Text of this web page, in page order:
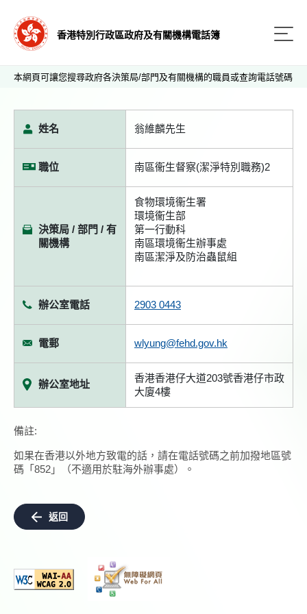
香港特別行政區政府及有關機構電話簿
本網頁可讓您搜尋政府各決策局/部門及有關機構的職員或查詢電話號碼
姓名 翁維麟先生
職位 南區衞生督察(潔淨特別職務)2
決策局 / 部門 / 有
關機構
食物環境衞生署
環境衞生部
第一行動科
南區環境衞生辦事處
南區潔淨及防治蟲鼠組
辦公室電話 2903 0443
電郵 wlyung@fehd.gov.hk
辦公室地址
香港香港仔大道203號香港仔市政
大廈4樓
備註:
如果在香港以外地方致電的話，請在電話號碼之前加撥地區號
碼「852」（不適用於駐海外辦事處）。
返回